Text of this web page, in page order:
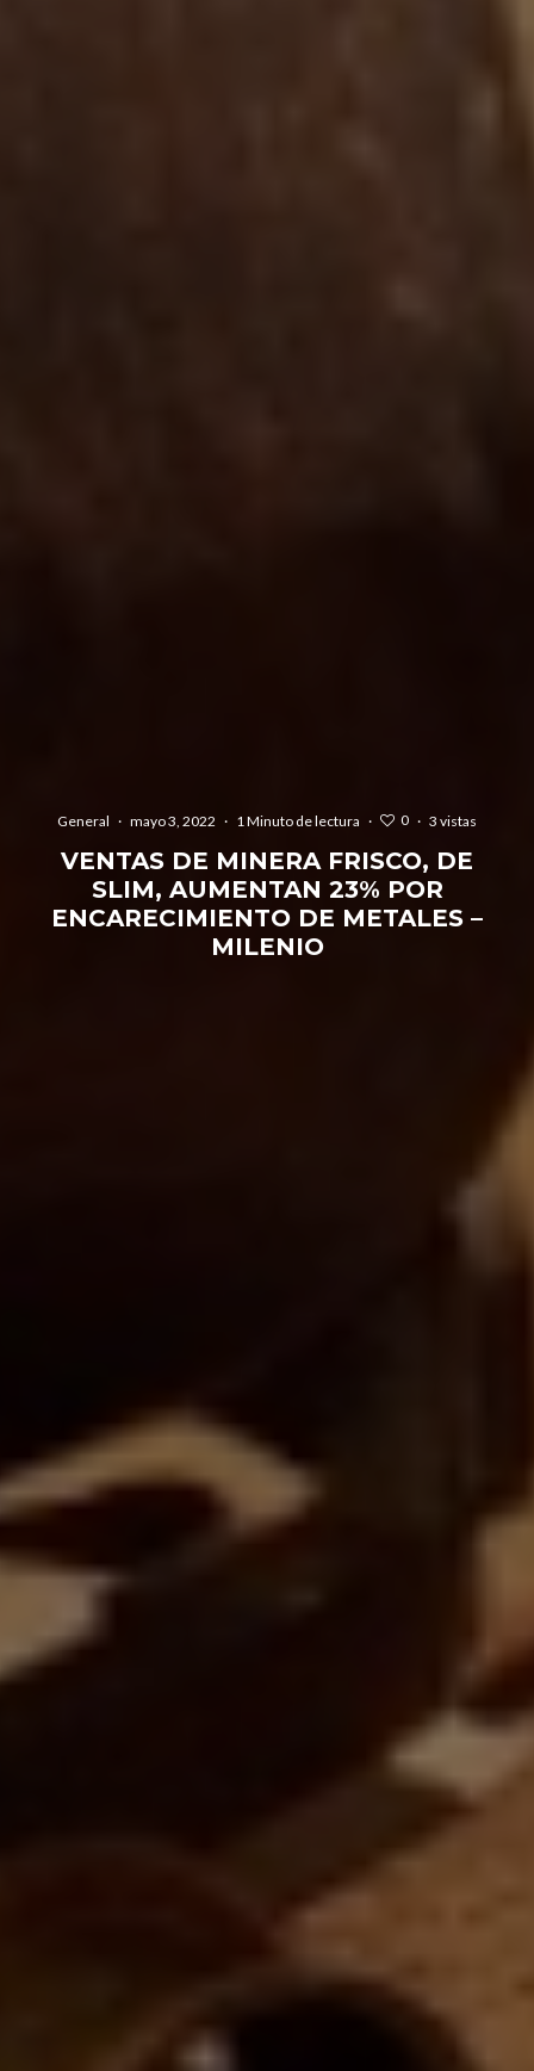
General · mayo 3, 2022 · 1 Minuto de lectura · 0 · 3 vistas
VENTAS DE MINERA FRISCO, DE
SLIM, AUMENTAN 23% POR
ENCARECIMIENTO DE METALES –
MILENIO